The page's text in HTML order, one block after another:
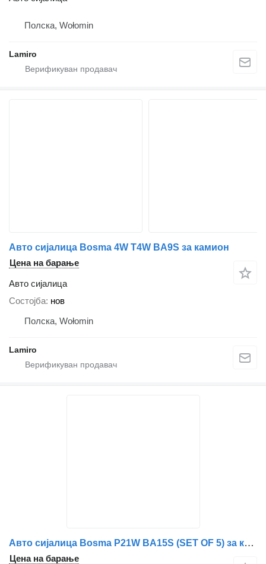
Полска, Wołomin
Lamiro
Авто сијалица Bosma 4W T4W BA9S за камион
Цена на барање
Авто сијалица
Состојба нов
Полска, Wołomin
Lamiro
Авто сијалица Bosma P21W BA15S (SET OF 5) за камион
Цена на барање